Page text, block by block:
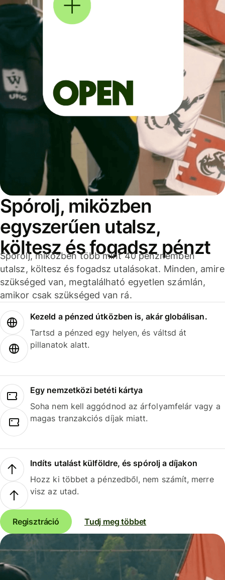
Spórolj, miközben
egyszerűen utalsz,
költesz és fogadsz pénzt
Spórolj, miközben több mint 40 pénznemben
utalsz, költesz és fogadsz utalásokat. Minden, amire
szükséged van, megtalálható egyetlen számlán,
amikor csak szükséged van rá.
Kezeld a pénzed útközben is, akár globálisan.
Tartsd a pénzed egy helyen, és váltsd át
pillanatok alatt.
Egy nemzetközi betéti kártya
Soha nem kell aggódnod az árfolyamfelár vagy a
magas tranzakciós díjak miatt.
Indíts utalást külföldre, és spórolj a díjakon
Hozz ki többet a pénzedből, nem számít, merre
visz az utad.
Regisztráció Tudj meg többet